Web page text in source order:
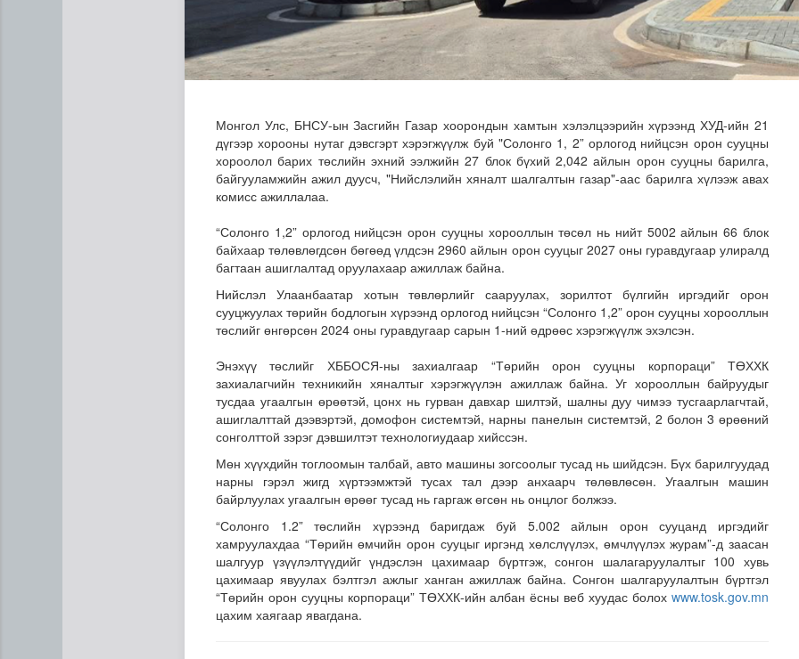
Дипломат төлөөлөгчийн газруудын төлөөлөгчид COP17-ын байгууламжтай танилцлаа
Монгол Улс, БНСУ-ын Засгийн Газар хоорондын хамтын хэлэлцээрийн хүрээнд ХУД-ийн 21
дүгээр хорооны нутаг дэвсгэрт хэрэгжүүлж буй "Солонго 1, 2” орлогод нийцсэн орон сууцны
хороолол барих төслийн эхний ээлжийн 27 блок бүхий 2,042 айлын орон сууцны барилга,
байгууламжийн ажил дуусч, "Нийслэлийн хяналт шалгалтын газар"-аас барилга хүлээж авах
комисс ажиллалаа.
“Солонго 1,2” орлогод нийцсэн орон сууцны хорооллын төсөл нь нийт 5002 айлын 66 блок
байхаар төлөвлөгдсөн бөгөөд үлдсэн 2960 айлын орон сууцыг 2027 оны гуравдугаар улиралд
багтаан ашиглалтад оруулахаар ажиллаж байна.
Нийслэл Улаанбаатар хотын төвлөрлийг сааруулах, зорилтот бүлгийн иргэдийг орон
сууцжуулах төрийн бодлогын хүрээнд орлогод нийцсэн “Солонго 1,2” орон сууцны хорооллын
төслийг өнгөрсөн 2024 оны гуравдугаар сарын 1-ний өдрөөс хэрэгжүүлж эхэлсэн.
Энэхүү төслийг ХББОСЯ-ны захиалгаар “Төрийн орон сууцны корпораци” ТӨХХК
захиалагчийн техникийн хяналтыг хэрэгжүүлэн ажиллаж байна. Уг хорооллын байруудыг
тусдаа угаалгын өрөөтэй, цонх нь гурван давхар шилтэй, шалны дуу чимээ тусгаарлагчтай,
ашиглалттай дээвэртэй, домофон системтэй, нарны панелын системтэй, 2 болон 3 өрөөний
сонголттой зэрэг дэвшилтэт технологиудаар хийссэн.
Мөн хүүхдийн тоглоомын талбай, авто машины зогсоолыг тусад нь шийдсэн. Бүх барилгуудад
нарны гэрэл жигд хүртээмжтэй тусах тал дээр анхаарч төлөвлөсөн. Угаалгын машин
байрлуулах угаалгын өрөөг тусад нь гаргаж өгсөн нь онцлог болжээ.
“Солонго 1.2” төслийн хүрээнд баригдаж буй 5.002 айлын орон сууцанд иргэдийг
хамруулахдаа “Төрийн өмчийн орон сууцыг иргэнд хөлслүүлэх, өмчлүүлэх журам”-д заасан
шалгуур үзүүлэлтүүдийг үндэслэн цахимаар бүртгэж, сонгон шалагаруулалтыг 100 хувь
цахимаар явуулах бэлтгэл ажлыг ханган ажиллаж байна. Сонгон шалгаруулалтын бүртгэл
“Төрийн орон сууцны корпораци” ТӨХХК-ийн албан ёсны веб хуудас болох www.tosk.gov.mn
цахим хаягаар явагдана.